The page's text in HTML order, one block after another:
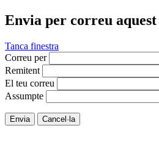
Envia per correu
Tanca finestra
Correu per
Remitent
El teu correu
Assumpte
Envia Cancel·la